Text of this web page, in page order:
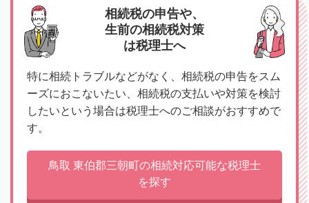
相続税の申告や、
生前の相続税対策
は税理士へ
特に相続トラブルなどがなく、相続税の申告をスム
ーズにおこないたい、相続税の支払いや対策を検討
したいという場合は税理士へのご相談がおすすめで
す。
鳥取 東伯郡三朝町の相続対応可能な税理士
を探す